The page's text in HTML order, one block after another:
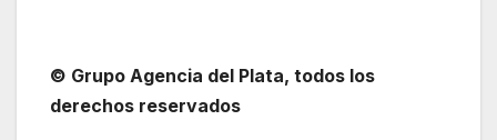
© Grupo Agencia del Plata, todos los
derechos reservados